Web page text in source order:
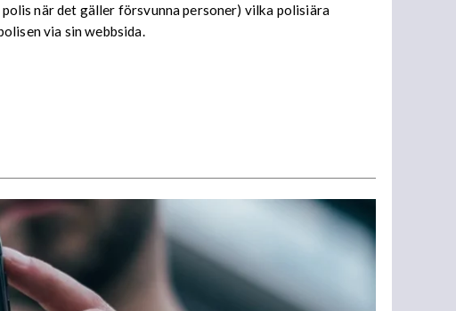
när det gäller försvunna personer) vilka polisiära
via sin webbsida.